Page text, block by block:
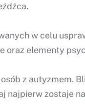
w celu
oraz elementy
z autyzmem.
zostaje